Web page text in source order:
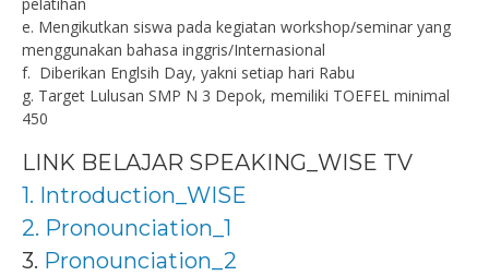
e. Mengikutkan siswa pada kegiatan workshop/seminar yang
menggunakan bahasa inggris/Internasional
f. Diberikan Englsih Day, yakni setiap hari Rabu
g. Target Lulusan SMP N 3 Depok, memiliki TOEFEL minimal
450
LINK BELAJAR SPEAKING_WISE TV
1. Introduction_WISE
2. Pronounciation_1
3. Pronounciation_2